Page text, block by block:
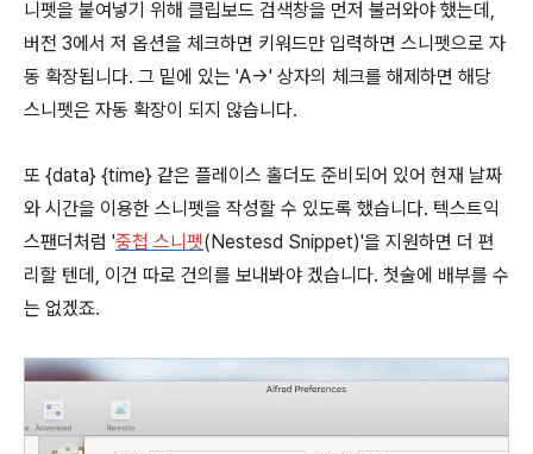
니펫을 붙여넣기 위해 클립보드 검색창을 먼저 불러와야 했는데,
버전 3에서 저 옵션을 체크하면 키워드만 입력하면 스니펫으로 자
동 확장됩니다. 그 밑에 있는 'A→' 상자의 체크를 해제하면 해당
스니펫은 자동 확장이 되지 않습니다.
또 {data} {time} 같은 플레이스 홀더도 준비되어 있어 현재 날짜
와 시간을 이용한 스니펫을 작성할 수 있도록 했습니다. 텍스트익
스팬더처럼 '중첩 스니펫(Nestesd Snippet)'을 지원하면 더 편
리할 텐데, 이건 따로 건의를 보내봐야 겠습니다. 첫술에 배부를 수
는 없겠죠.